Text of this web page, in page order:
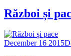
Război și
December 16 2015